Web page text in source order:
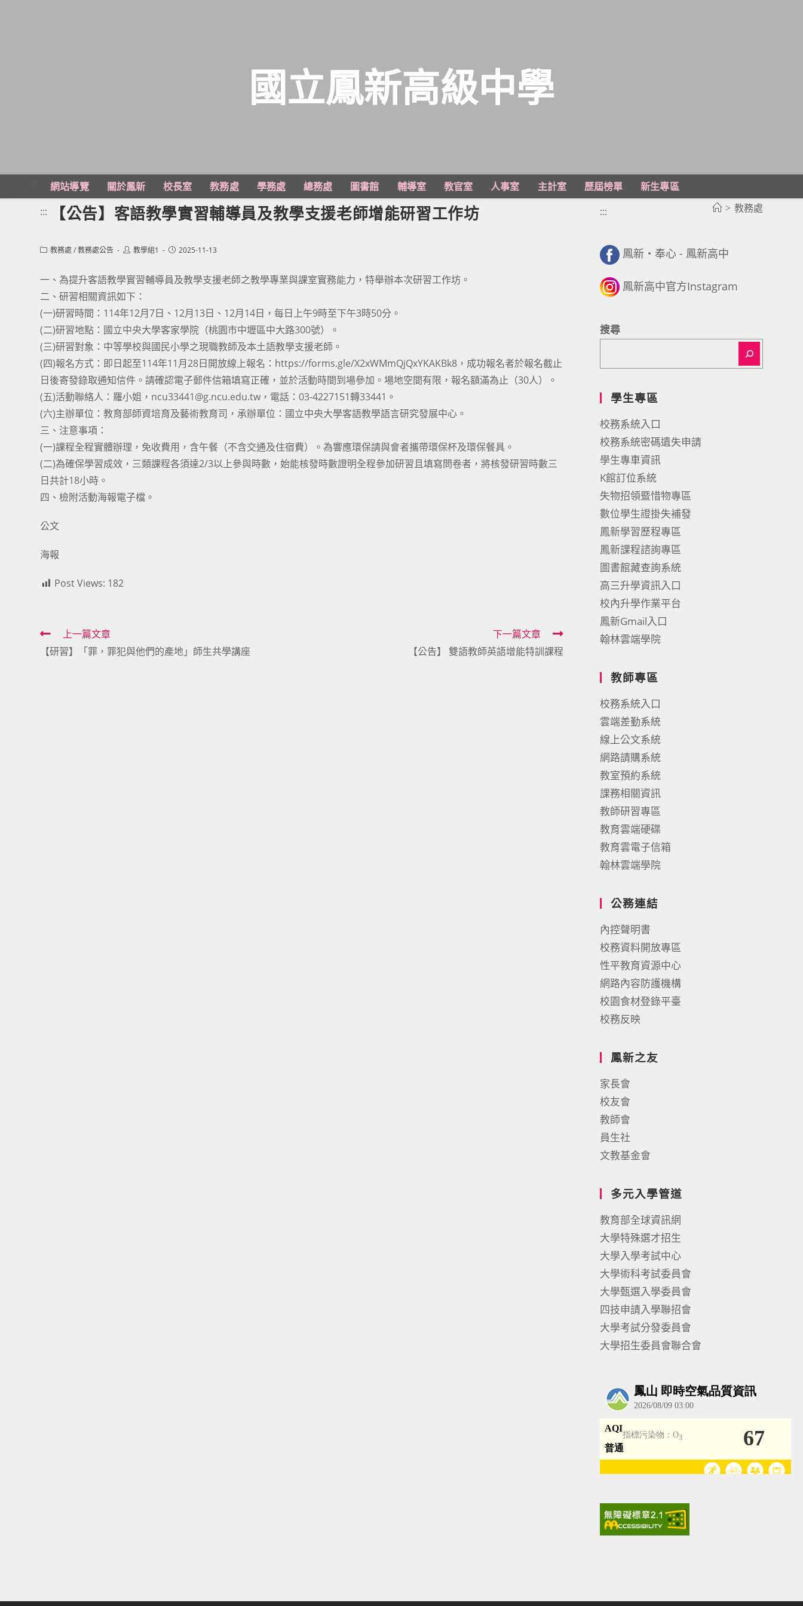
主
國立鳳新高級中學
網站導覽 關於鳳新 校長室 教務處 學務處 總務處 圖書館 輔導室 教官室 人事室 主計室 歷屆榜單
新生專區
> 教務處
::: 【公告】客語教學實習輔導員及教學支援老師增能研習工作坊
Post教務處 /教務處公告
Post教學組1
Post2025-11-13
一、為提升客語教學實習輔導員及教學支援老師之教學專業與課室實務能力，特舉辦本次研習工作坊。
二、研習相關資訊如下：
(一)研習時間：114年12月7日、12月13日、12月14日，每日上午9時至下午3時50分。
(二)研習地點：國立中央大學客家學院（桃園市中壢區中大路300號）。
(三)研習對象：中等學校與國民小學之現職教師及本土語教學支援老師。
(四)報名方式：即日起至114年11月28日開放線上報名：https://forms.gle/X2xWMmQjQxYKAKBk8，成功報名者於報名截止
日後寄發錄取通知信件。請確認電子郵件信箱填寫正確，並於活動時間到場參加。場地空間有限，報名額滿為止（30人）。
(五)活動聯絡人：羅小姐，ncu33441@g.ncu.edu.tw，電話：03-4227151轉33441。
(六)主辦單位：教育部師資培育及藝術教育司，承辦單位：國立中央大學客語教學語言研究發展中心。
三、注意事項：
(一)課程全程實體辦理，免收費用，含午餐（不含交通及住宿費）。為響應環保請與會者攜帶環保杯及環保餐具。
(二)為確保學習成效，三類課程各須達2/3以上參與時數，始能核發時數證明全程參加研習且填寫問卷者，將核發研習時數三
日共計18小時。
四、檢附活動海報電子檔。
公文
海報
Post Views: 182
Read
more
上一篇文章
【研習】「罪，罪犯與他們的產地」師生共學講座
下一篇文章
【公告】 雙語教師英語增能特訓課程
:::
鳳新・奉心 - 鳳新高中
鳳新高中官方Instagram
搜尋
學生專區
校務系統入口
校務系統密碼遺失申請
學生專車資訊
K館訂位系統
失物招領暨惜物專區
數位學生證掛失補發
鳳新學習歷程專區
鳳新課程諮詢專區
圖書館藏查詢系統
高三升學資訊入口
校內升學作業平台
鳳新Gmail入口
翰林雲端學院
教師專區
校務系統入口
雲端差勤系統
線上公文系統
網路請購系統
教室預約系統
課務相關資訊
教師研習專區
教育雲端硬碟
教育雲電子信箱
翰林雲端學院
公務連結
內控聲明書
校務資料開放專區
性平教育資源中心
網路內容防護機構
校園食材登錄平臺
校務反映
鳳新之友
家長會
校友會
教師會
員生社
文教基金會
多元入學管道
教育部全球資訊網
大學特殊選才招生
大學入學考試中心
大學術科考試委員會
大學甄選入學委員會
四技申請入學聯招會
大學考試分發委員會
大學招生委員會聯合會